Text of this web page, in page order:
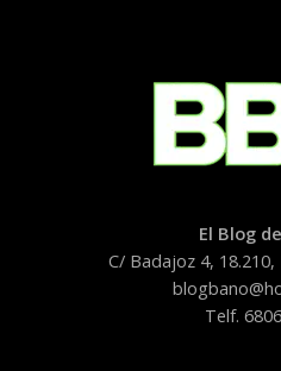
El Blog
C/ Badajoz 4,
Telf.